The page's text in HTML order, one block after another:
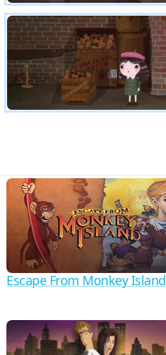
Escape From Monkey Island